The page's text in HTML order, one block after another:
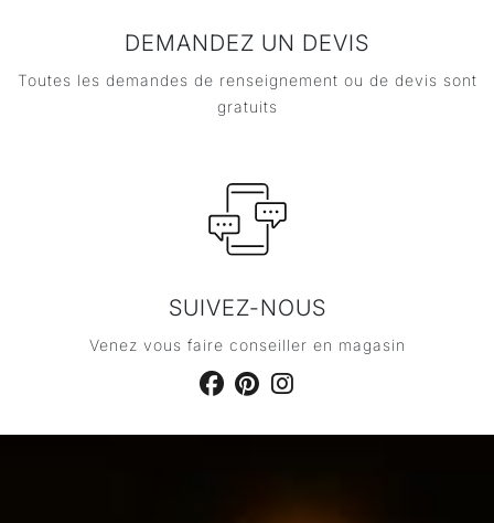
DEMANDEZ UN DEVIS
Toutes les demandes de renseignement ou de devis sont
gratuits
SUIVEZ-NOUS
Venez vous faire conseiller en magasin